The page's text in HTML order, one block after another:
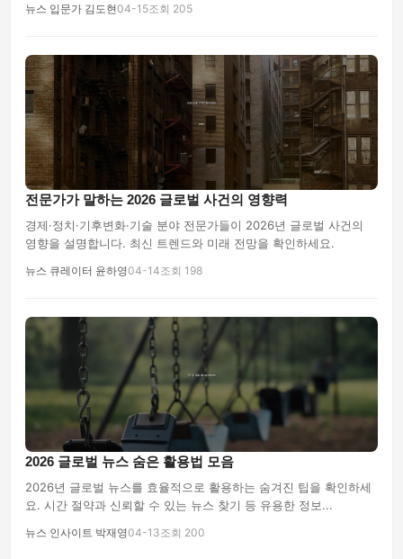
뉴스 입문가 김도현04-15조회 205
전문가가 말하는 2026 글로벌 사건의 영향력
경제·정치·기후변화·기술 분야 전문가들이 2026년 글로벌 사건의
영향을 설명합니다. 최신 트렌드와 미래 전망을 확인하세요.
뉴스 큐레이터 윤하영04-14조회 198
2026 글로벌 뉴스 숨은 활용법 모음
2026년 글로벌 뉴스를 효율적으로 활용하는 숨겨진 팁을 확인하세
요. 시간 절약과 신뢰할 수 있는 뉴스 찾기 등 유용한 정보...
뉴스 인사이트 박재영04-13조회 200